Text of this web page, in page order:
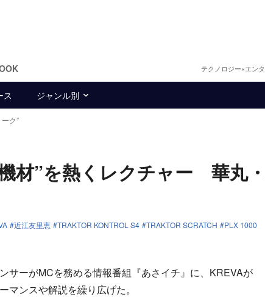
テクノロジー×エン
ス ジャンル別
ク”
材”を熱くレクチャー 華丸
近江友里恵 TRAKTOR KONTROL S4 TRAKTOR SCRATCH
PLX 1000
サーがMCを務める情報番組『あさイチ』に、KREVAが
マンスや解説を繰り広げた。